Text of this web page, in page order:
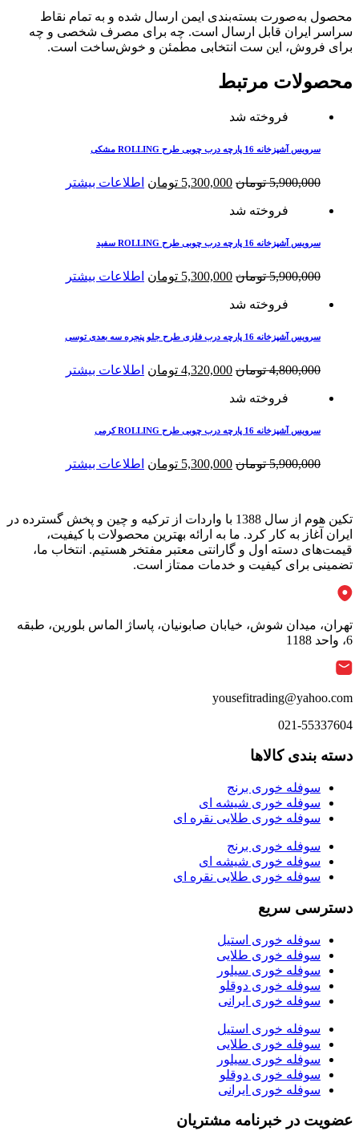
محصول به‌صورت بسته‌بندی ایمن ارسال شده و به تمام نقاط
سراسر ایران قابل ارسال است. چه برای مصرف شخصی و چه
برای فروش، این ست انتخابی مطمئن و خوش‌ساخت است.
محصولات مرتبط
فروخته شد
سرویس آشپزخانه 16 پارچه درب چوبی طرح ROLLING مشکی
5,900,000 تومان قیمت
5,300,000 تومان قیمت
اطلاعات بیشتر
فروخته شد
سرویس آشپزخانه 16 پارچه درب چوبی طرح ROLLING سفید
5,900,000 تومان قیمت
5,300,000 تومان قیمت
اطلاعات بیشتر
فروخته شد
سرویس آشپزخانه 16 پارچه درب فلزی طرح جلو پنجره سه بعدی توسی
4,800,000 تومان قیمت
4,320,000 تومان قیمت
اطلاعات بیشتر
فروخته شد
سرویس آشپزخانه 16 پارچه درب چوبی طرح ROLLING کرمی
5,900,000 تومان قیمت
5,300,000 تومان قیمت
اطلاعات بیشتر
تکین هوم از سال 1388 با واردات از ترکیه و چین و پخش گسترده در
ایران آغاز به کار کرد. ما به ارائه بهترین محصولات با کیفیت،
قیمت‌های دسته اول و گارانتی معتبر مفتخر هستیم. انتخاب ما،
تضمینی برای کیفیت و خدمات ممتاز است.
تهران، میدان شوش، خیابان صابونیان، پاساژ الماس بلورین، طبقه
6، واحد 1188
yousefitrading@yahoo.com
021-55337604
دسته بندی کالاها
سوفله خوری برنج
سوفله خوری شیشه ای
سوفله خوری طلایی نقره ای
سوفله خوری برنج
سوفله خوری شیشه ای
سوفله خوری طلایی نقره ای
دسترسی سریع
سوفله خوری استیل
سوفله خوری طلایی
سوفله خوری سیلور
سوفله خوری دوقلو
سوفله خوری ایرانی
سوفله خوری استیل
سوفله خوری طلایی
سوفله خوری سیلور
سوفله خوری دوقلو
سوفله خوری ایرانی
عضویت در خبرنامه مشتریان